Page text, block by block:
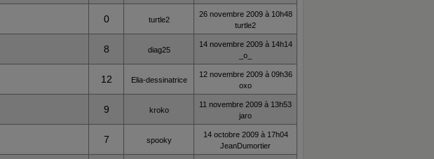
0 turtle2
26 novembre 2009 à 10h48
turtle2
8 diag25
14 novembre 2009 à 14h14
_o_
12 Elia-dessinatrice
12 novembre 2009 à 09h36
oxo
9 kroko
11 novembre 2009 à 13h53
jaro
7 spooky
14 octobre 2009 à 17h04
JeanDumortier